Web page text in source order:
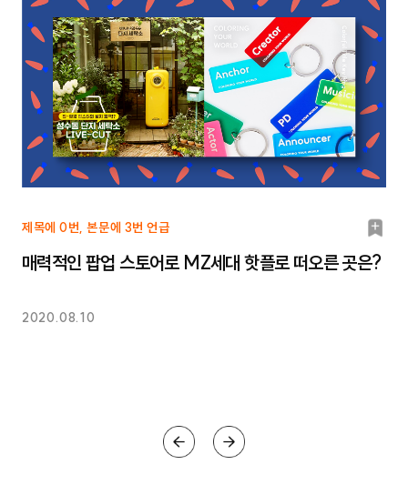
제목에 0번, 본문에 3번 언급
북
마
매력적인 팝업 스토어로 MZ세대 핫플로 떠오른 곳은?
2020.08.10